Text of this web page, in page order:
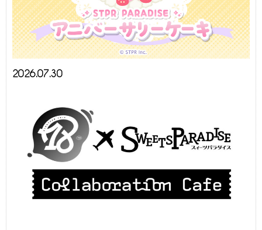
2026.07.30